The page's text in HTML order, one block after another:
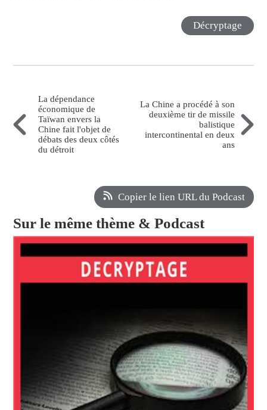
Décryptage
La dépendance
économique de
Taïwan envers la
Chine fait l'objet de
débats des deux côtés
du détroit
La Chine a procédé à son
deuxième tir de missile
balistique
intercontinental en deux
ans
Copier le lien URL du Podcast
Sur le même thème & Podcast